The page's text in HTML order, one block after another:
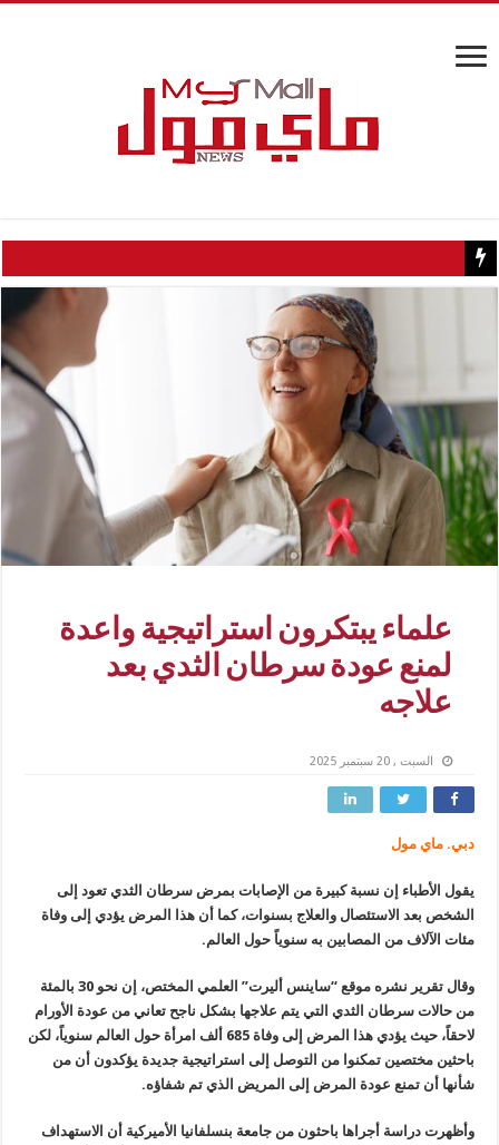
كيف تسبب سائح كويتي في إغلاق منزل عبدالحليم حافظ ومنع
علماء يبتكرون استراتيجية واعدة
لمنع عودة سرطان الثدي بعد
علاجه
السبت , 20 سبتمبر 2025
دبي. ماي مول
يقول الأطباء إن نسبة كبيرة من الإصابات بمرض سرطان الثدي تعود إلى
الشخص بعد الاستئصال والعلاج بسنوات، كما أن هذا المرض يؤدي إلى وفاة
مئات الآلاف من المصابين به سنوياً حول العالم.
وقال تقرير نشره موقع “ساينس أليرت” العلمي المختص، إن نحو 30 بالمئة
من حالات سرطان الثدي التي يتم علاجها بشكل ناجح تعاني من عودة الأورام
لاحقاً، حيث يؤدي هذا المرض إلى وفاة 685 ألف امرأة حول العالم سنوياً، لكن
باحثين مختصين تمكنوا من التوصل إلى استراتيجية جديدة يؤكدون أن من
شأنها أن تمنع عودة المرض إلى المريض الذي تم شفاؤه.
وأظهرت دراسة أجراها باحثون من جامعة بنسلفانيا الأميركية أن الاستهداف